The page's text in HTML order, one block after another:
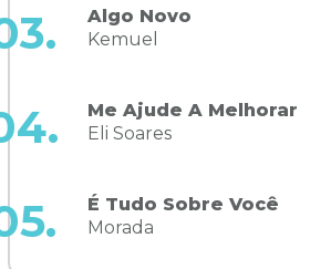
Algo Novo
Kemuel
Me Ajude A Melhorar
Eli Soares
É Tudo Sobre Você
Morada